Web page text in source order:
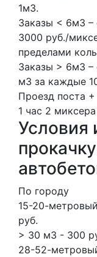
1м3.
Заказы < 6м3
3000 руб./
пределами
Заказы > 6м3
м3 за каждые
Проезд поста
1 час 2 миксера
Условия
прокачку
По городу
15-20-
руб.
> 30 м3 - 300
28-52-